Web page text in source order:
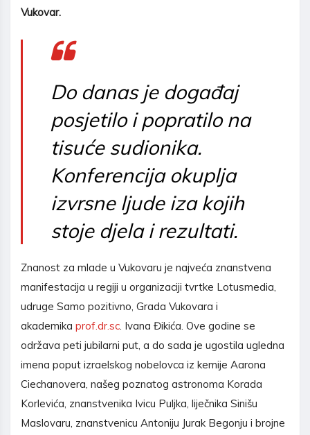
Vukovar.
Do danas je događaj
posjetilo i popratilo na
tisuće sudionika.
Konferencija okuplja
izvrsne ljude iza kojih
stoje djela i rezultati.
Znanost za mlade u Vukovaru je najveća znanstvena
manifestacija u regiji u organizaciji tvrtke Lotusmedia,
udruge Samo pozitivno, Grada Vukovara i
akademika prof.dr.sc. Ivana Đikića. Ove godine se
održava peti jubilarni put, a do sada je ugostila ugledna
imena poput izraelskog nobelovca iz kemije Aarona
Ciechanovera, našeg poznatog astronoma Korada
Korlevića, znanstvenika Ivicu Puljka, liječnika Sinišu
Maslovaru, znanstvenicu Antoniju Jurak Begonju i brojne